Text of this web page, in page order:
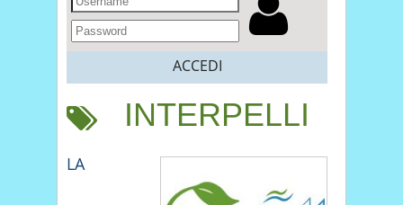
ACCEDI
INTERPELLI
LA